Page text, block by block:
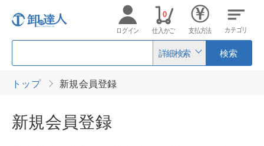
詳細検索 検索
ログイン 仕入かご
0
支払方法 カテゴリ
トップ 新規会員登録
新規会員登録